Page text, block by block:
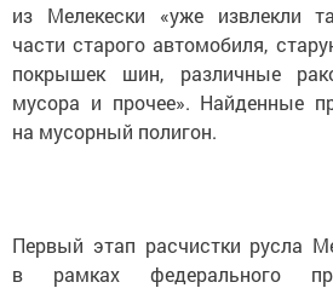
из Мелекески «уже извлекли
части старого автомобиля,
покрышек шин, различные
мусора и прочее». Найденные
на мусорный полигон.
Первый этап расчистки русла
в рамках федерального